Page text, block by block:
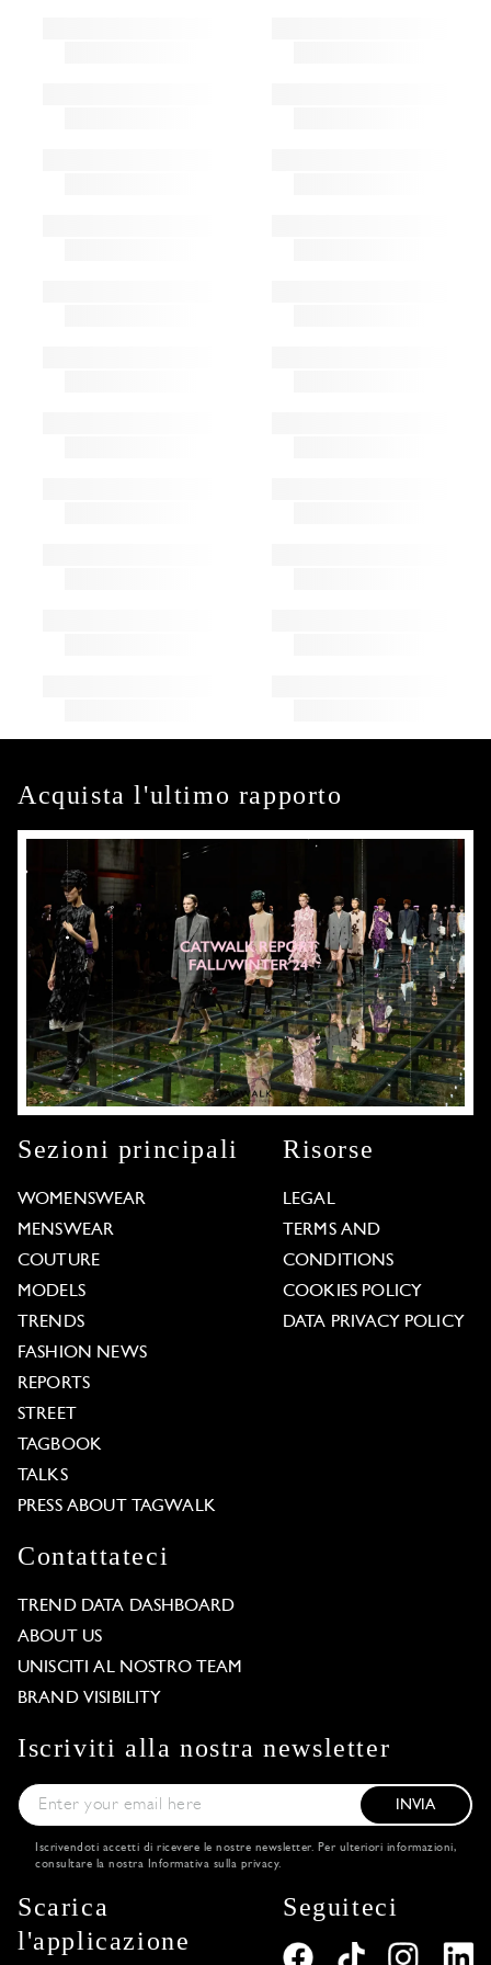
Acquista l'ultimo rapporto
Sezioni principali
WOMENSWEAR
MENSWEAR
COUTURE
MODELS
TRENDS
FASHION NEWS
REPORTS
STREET
TAGBOOK
TALKS
PRESS ABOUT TAGWALK
Risorse
LEGAL
TERMS AND
CONDITIONS
COOKIES POLICY
DATA PRIVACY POLICY
Contattateci
TREND DATA DASHBOARD
ABOUT US
UNISCITI AL NOSTRO TEAM
BRAND VISIBILITY
Iscriviti alla nostra newsletter
INVIA
Iscrivendoti accetti di ricevere le nostre newsletter. Per ulteriori informazioni,
consultare la nostra
Informativa sulla privacy.
Scarica
l'applicazione
Seguiteci